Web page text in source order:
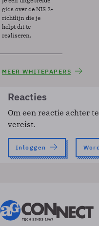
gids over de NIS 2-
richtlijn die je
helpt dit te
realiseren.
MEER WHITEPAPERS
Reacties
Om een reactie achter
vereist.
Inloggen